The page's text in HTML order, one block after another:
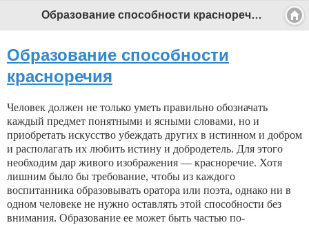
Образование способности красноречия - Профессиональный педагог
Образование способности
красноречия
Человек должен не только уметь правильно обо­значать
каждый предмет понятными и ясными сло­вами, но и
приобретать искусство убеждать других в истинном и добром
и располагать их любить истину и добродетель. Для этого
необходим дар живого изображения — красноречие. Хотя
лишним было бы требование, чтобы из каждого
воспитанника об­разовывать оратора или поэта, однако ни в
одном человеке не нужно оставлять этой способности без
внимания. Образование ее может быть частью по­